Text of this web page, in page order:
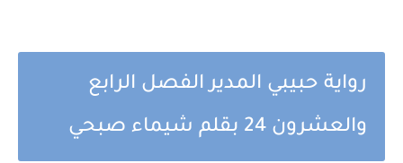
رواية حبيبي المدير الفصل الرابع
والعشرون 24 بقلم شيماء صبحي